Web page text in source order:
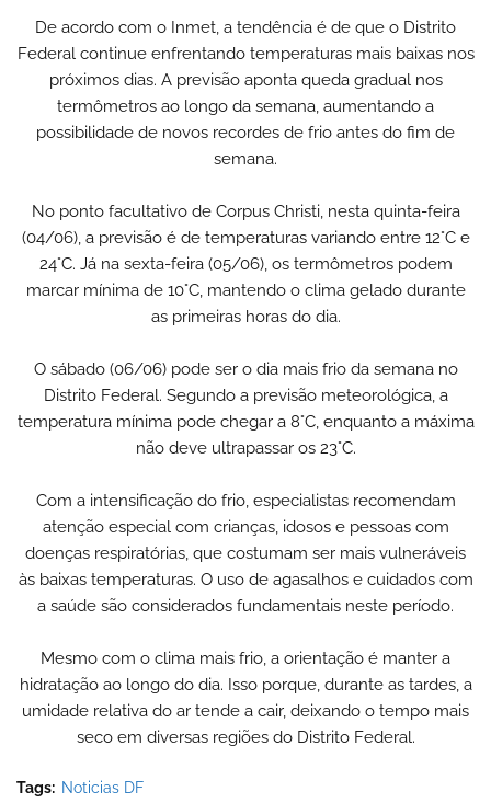
De acordo com o Inmet, a tendência é de que o Distrito
Federal continue enfrentando temperaturas mais baixas nos
próximos dias. A previsão aponta queda gradual nos
termômetros ao longo da semana, aumentando a
possibilidade de novos recordes de frio antes do fim de
semana.
No ponto facultativo de Corpus Christi, nesta quinta-feira
(04/06), a previsão é de temperaturas variando entre 12°C e
24°C. Já na sexta-feira (05/06), os termômetros podem
marcar mínima de 10°C, mantendo o clima gelado durante
as primeiras horas do dia.
O sábado (06/06) pode ser o dia mais frio da semana no
Distrito Federal. Segundo a previsão meteorológica, a
temperatura mínima pode chegar a 8°C, enquanto a máxima
não deve ultrapassar os 23°C.
Com a intensificação do frio, especialistas recomendam
atenção especial com crianças, idosos e pessoas com
doenças respiratórias, que costumam ser mais vulneráveis
às baixas temperaturas. O uso de agasalhos e cuidados com
a saúde são considerados fundamentais neste período.
Mesmo com o clima mais frio, a orientação é manter a
hidratação ao longo do dia. Isso porque, durante as tardes, a
umidade relativa do ar tende a cair, deixando o tempo mais
seco em diversas regiões do Distrito Federal.
Tags: Noticias DF